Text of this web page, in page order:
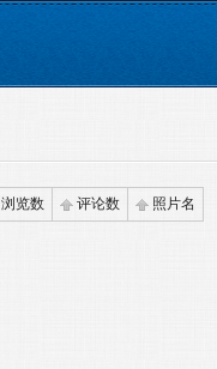
浏览数 评论数 照片名